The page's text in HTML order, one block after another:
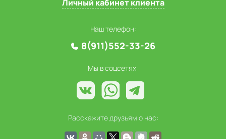
Личный кабинет клиента
Наш телефон:
8(911)552-33-26
Мы в соцсетях:
Расскажите друзьям о нас: